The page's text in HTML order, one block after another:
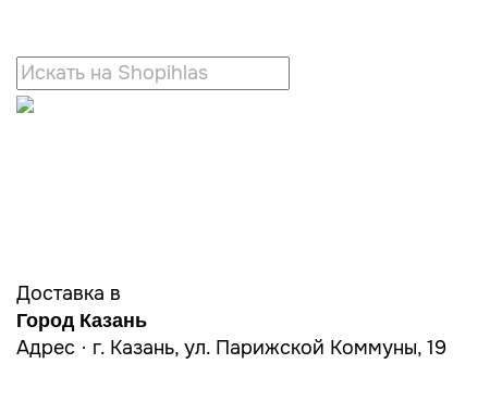
Доставка в
Город Казань
Адрес · г. Казань, ул. Парижской Коммуны, 19